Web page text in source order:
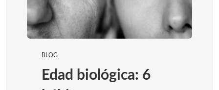
BLOG
Edad biológica: 6